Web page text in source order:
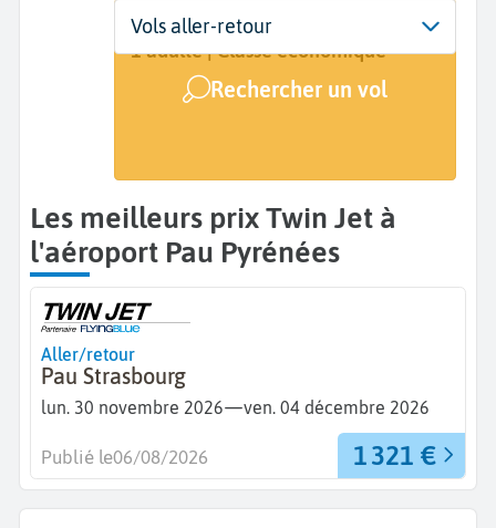
Départ
Pau Pyrénées (PUF)
Dates
Dates de votre voyage
Voyageurs | Classe
1 adulte | Classe économique
Rechercher un vol
Vols aller-retour
Les meilleurs prix Twin Jet à
l'aéroport Pau Pyrénées
Aller/retour
Pau Strasbourg
lun. 30 novembre 2026—ven. 04 décembre 2026
1 321 €
Publié le06/08/2026